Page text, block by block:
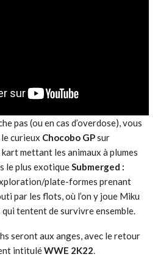
pas (ou en cas d’overdose), vous
curieux Chocobo GPsur
mettant les animaux à plumes
le plus exotiqueSubmerged :
plate-formes prenant
par les flots, où l’on y joue Miku
tentent de survivre ensemble.
seront aux anges, avec le retour
intituléWWE 2K22.